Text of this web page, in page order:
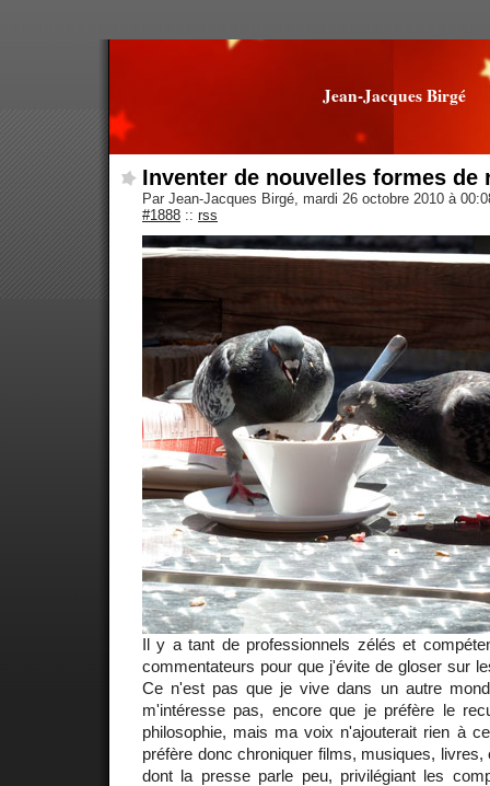
Jean-Jacques Birgé
Inventer de nouvelles formes de
Par Jean-Jacques Birgé, mardi 26 octobre 2010 à
#1888 :: rss
Il y a tant de professionnels zélés et
commentateurs pour que j'évite de gloser sur
Ce n'est pas que je vive dans un autre
m'intéresse pas, encore que je préfère le
philosophie, mais ma voix n'ajouterait rien à
préfère donc chroniquer films, musiques,
dont la presse parle peu, privilégiant les